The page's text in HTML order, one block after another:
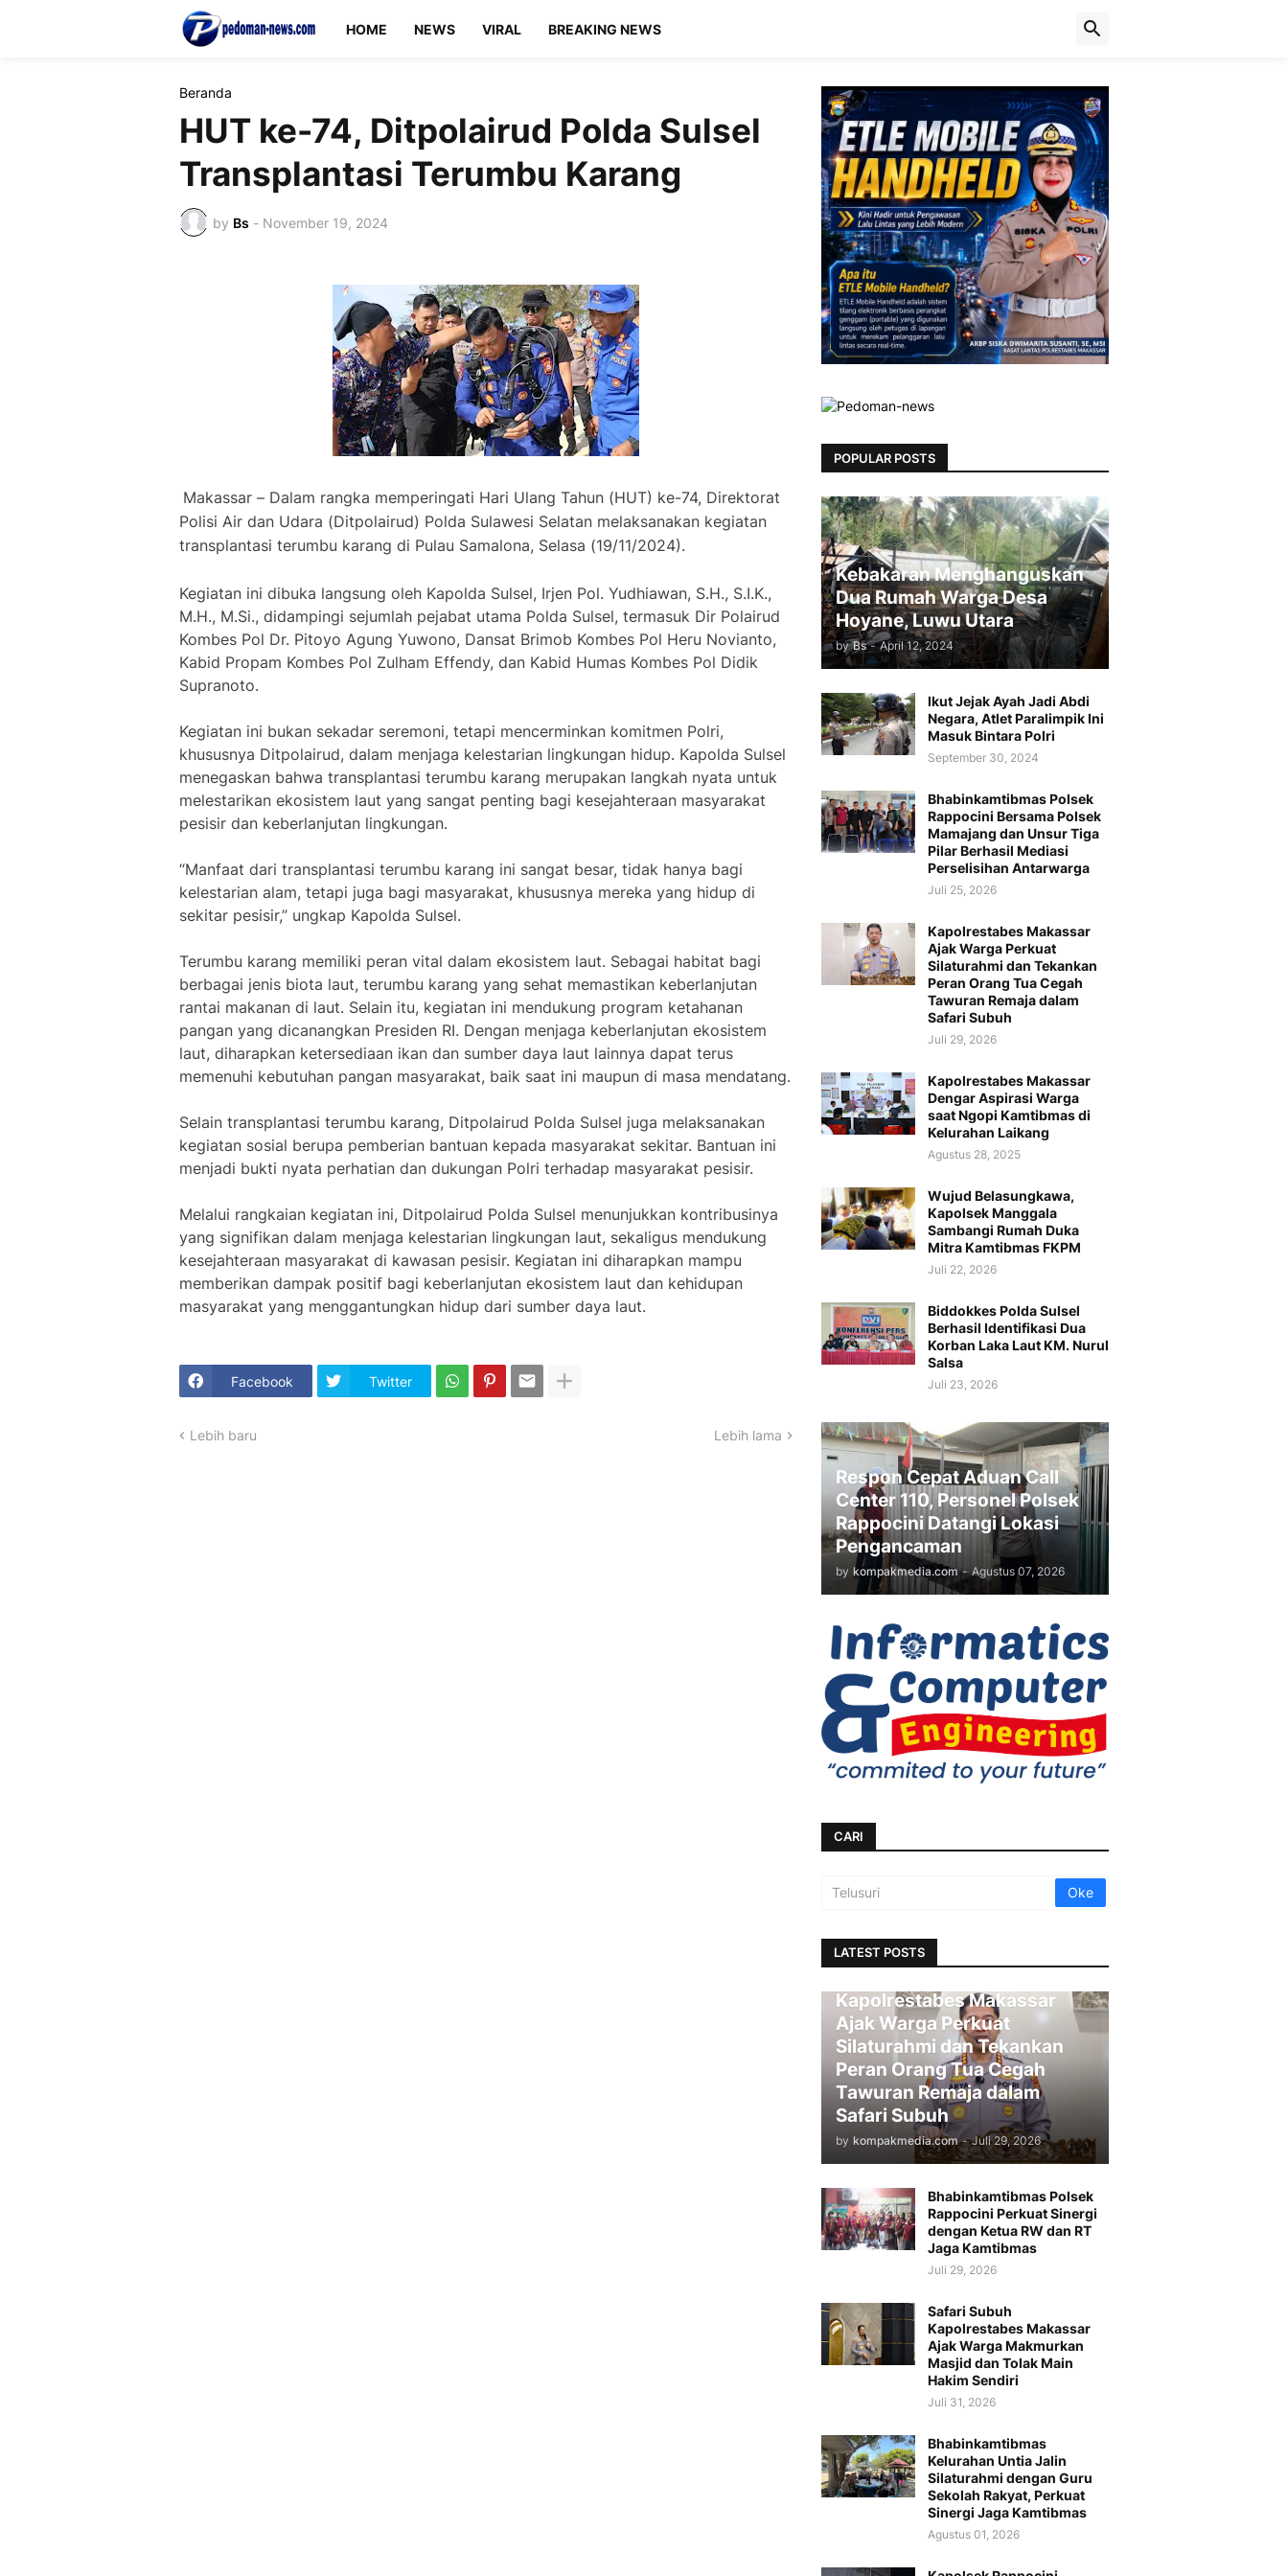
HOME NEWS VIRAL BREAKING NEWS
Beranda
HUT ke-74, Ditpolairud Polda Sulsel
Transplantasi Terumbu Karang
by Bs - November 19, 2024
Makassar – Dalam rangka memperingati Hari Ulang Tahun (HUT) ke-74, Direktorat
Polisi Air dan Udara (Ditpolairud) Polda Sulawesi Selatan melaksanakan kegiatan
transplantasi terumbu karang di Pulau Samalona, Selasa (19/11/2024).
Kegiatan ini dibuka langsung oleh Kapolda Sulsel, Irjen Pol. Yudhiawan, S.H., S.I.K.,
M.H., M.Si., didampingi sejumlah pejabat utama Polda Sulsel, termasuk Dir Polairud
Kombes Pol Dr. Pitoyo Agung Yuwono, Dansat Brimob Kombes Pol Heru Novianto,
Kabid Propam Kombes Pol Zulham Effendy, dan Kabid Humas Kombes Pol Didik
Supranoto.
Kegiatan ini bukan sekadar seremoni, tetapi mencerminkan komitmen Polri,
khususnya Ditpolairud, dalam menjaga kelestarian lingkungan hidup. Kapolda Sulsel
menegaskan bahwa transplantasi terumbu karang merupakan langkah nyata untuk
melestarikan ekosistem laut yang sangat penting bagi kesejahteraan masyarakat
pesisir dan keberlanjutan lingkungan.
“Manfaat dari transplantasi terumbu karang ini sangat besar, tidak hanya bagi
kelestarian alam, tetapi juga bagi masyarakat, khususnya mereka yang hidup di
sekitar pesisir,” ungkap Kapolda Sulsel.
Terumbu karang memiliki peran vital dalam ekosistem laut. Sebagai habitat bagi
berbagai jenis biota laut, terumbu karang yang sehat memastikan keberlanjutan
rantai makanan di laut. Selain itu, kegiatan ini mendukung program ketahanan
pangan yang dicanangkan Presiden RI. Dengan menjaga keberlanjutan ekosistem
laut, diharapkan ketersediaan ikan dan sumber daya laut lainnya dapat terus
memenuhi kebutuhan pangan masyarakat, baik saat ini maupun di masa mendatang.
Selain transplantasi terumbu karang, Ditpolairud Polda Sulsel juga melaksanakan
kegiatan sosial berupa pemberian bantuan kepada masyarakat sekitar. Bantuan ini
menjadi bukti nyata perhatian dan dukungan Polri terhadap masyarakat pesisir.
Melalui rangkaian kegiatan ini, Ditpolairud Polda Sulsel menunjukkan kontribusinya
yang signifikan dalam menjaga kelestarian lingkungan laut, sekaligus mendukung
kesejahteraan masyarakat di kawasan pesisir. Kegiatan ini diharapkan mampu
memberikan dampak positif bagi keberlanjutan ekosistem laut dan kehidupan
masyarakat yang menggantungkan hidup dari sumber daya laut.
Facebook Twitter
Lebih baru Lebih lama
POPULAR POSTS
Kebakaran Menghanguskan
Dua Rumah Warga Desa
Hoyane, Luwu Utara
by Bs - April 12, 2024
Ikut Jejak Ayah Jadi Abdi
Negara, Atlet Paralimpik Ini
Masuk Bintara Polri
September 30, 2024
Bhabinkamtibmas Polsek
Rappocini Bersama Polsek
Mamajang dan Unsur Tiga
Pilar Berhasil Mediasi
Perselisihan Antarwarga
Juli 25, 2026
Kapolrestabes Makassar
Ajak Warga Perkuat
Silaturahmi dan Tekankan
Peran Orang Tua Cegah
Tawuran Remaja dalam
Safari Subuh
Juli 29, 2026
Kapolrestabes Makassar
Dengar Aspirasi Warga
saat Ngopi Kamtibmas di
Kelurahan Laikang
Agustus 28, 2025
Wujud Belasungkawa,
Kapolsek Manggala
Sambangi Rumah Duka
Mitra Kamtibmas FKPM
Juli 22, 2026
Biddokkes Polda Sulsel
Berhasil Identifikasi Dua
Korban Laka Laut KM. Nurul
Salsa
Juli 23, 2026
Respon Cepat Aduan Call
Center 110, Personel Polsek
Rappocini Datangi Lokasi
Pengancaman
by kompakmedia.com - Agustus 07, 2026
CARI
LATEST POSTS
Kapolrestabes Makassar
Ajak Warga Perkuat
Silaturahmi dan Tekankan
Peran Orang Tua Cegah
Tawuran Remaja dalam
Safari Subuh
by kompakmedia.com - Juli 29, 2026
Bhabinkamtibmas Polsek
Rappocini Perkuat Sinergi
dengan Ketua RW dan RT
Jaga Kamtibmas
Juli 29, 2026
Safari Subuh
Kapolrestabes Makassar
Ajak Warga Makmurkan
Masjid dan Tolak Main
Hakim Sendiri
Juli 31, 2026
Bhabinkamtibmas
Kelurahan Untia Jalin
Silaturahmi dengan Guru
Sekolah Rakyat, Perkuat
Sinergi Jaga Kamtibmas
Agustus 01, 2026